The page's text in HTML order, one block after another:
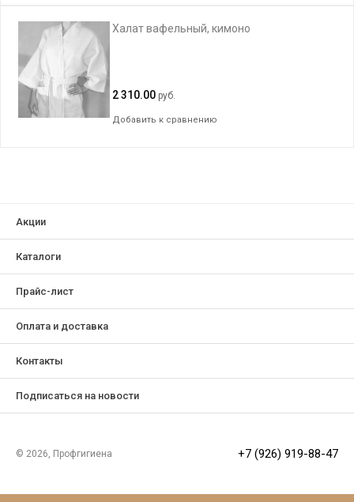
Халат вафельный, кимоно
2 310.00 руб.
Добавить к сравнению
Акции
Каталоги
Прайс-лист
Оплата и доставка
Контакты
Подписаться на новости
© 2026, Профгигиена +7 (926) 919-88-47